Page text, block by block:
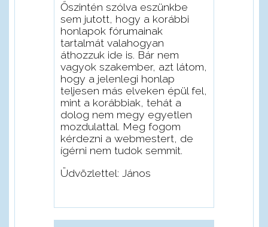
Őszintén szólva eszünkbe
sem jutott, hogy a korábbi
honlapok fórumainak
tartalmát valahogyan
áthozzuk ide is. Bár nem
vagyok szakember, azt látom,
hogy a jelenlegi honlap
teljesen más elveken épül fel,
mint a korábbiak, tehát a
dolog nem megy egyetlen
mozdulattal. Meg fogom
kérdezni a webmestert, de
ígérni nem tudok semmit.
Üdvözlettel: János